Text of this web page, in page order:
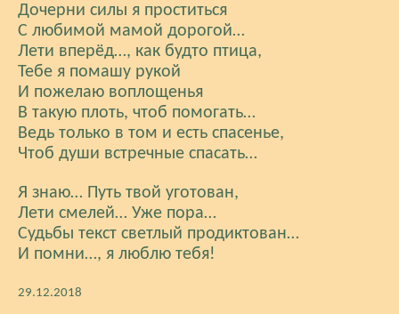
Дочерни силы я проститься
С любимой мамой дорогой…
Лети вперёд…, как будто птица,
Тебе я помашу рукой
И пожелаю воплощенья
В такую плоть, чтоб помогать…
Ведь только в том и есть спасенье,
Чтоб души встречные спасать…
Я знаю… Путь твой уготован,
Лети смелей… Уже пора…
Судьбы текст светлый продиктован…
И помни…, я люблю тебя!
29.12.2018